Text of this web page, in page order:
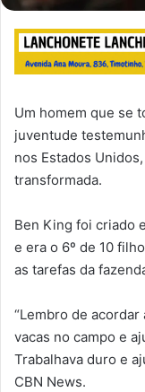
Um homem que se
juventude
nos Estados
transformada.
Ben King foi criado
e era o 6º de 10
as tarefas da
“Lembro de acordar
vacas no campo e
Trabalhava duro e
CBN News.